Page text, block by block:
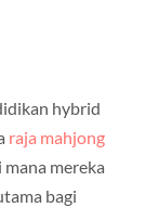
hybrid
raja mahjong
mereka
bagi